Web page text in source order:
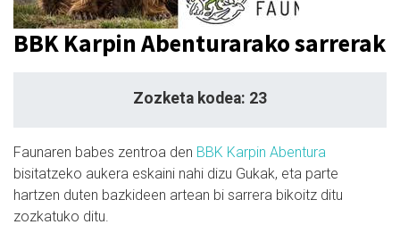
BBK Karpin Abenturarako sarrerak
Zozketa kodea: 23
Faunaren babes zentroa den BBK Karpin Abentura
bisitatzeko aukera eskaini nahi dizu Gukak, eta parte
hartzen duten bazkideen artean bi sarrera bikoitz ditu
zozkatuko ditu.